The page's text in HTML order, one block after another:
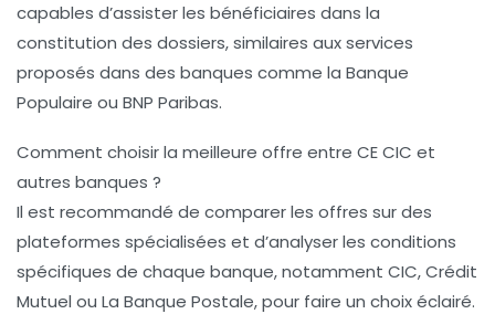
capables d’assister les bénéficiaires dans la
constitution des dossiers, similaires aux services
proposés dans des banques comme la Banque
Populaire ou BNP Paribas.
Comment choisir la meilleure offre entre CE CIC et
autres banques ?
Il est recommandé de comparer les offres sur des
plateformes spécialisées et d’analyser les conditions
spécifiques de chaque banque, notamment CIC, Crédit
Mutuel ou La Banque Postale, pour faire un choix éclairé.